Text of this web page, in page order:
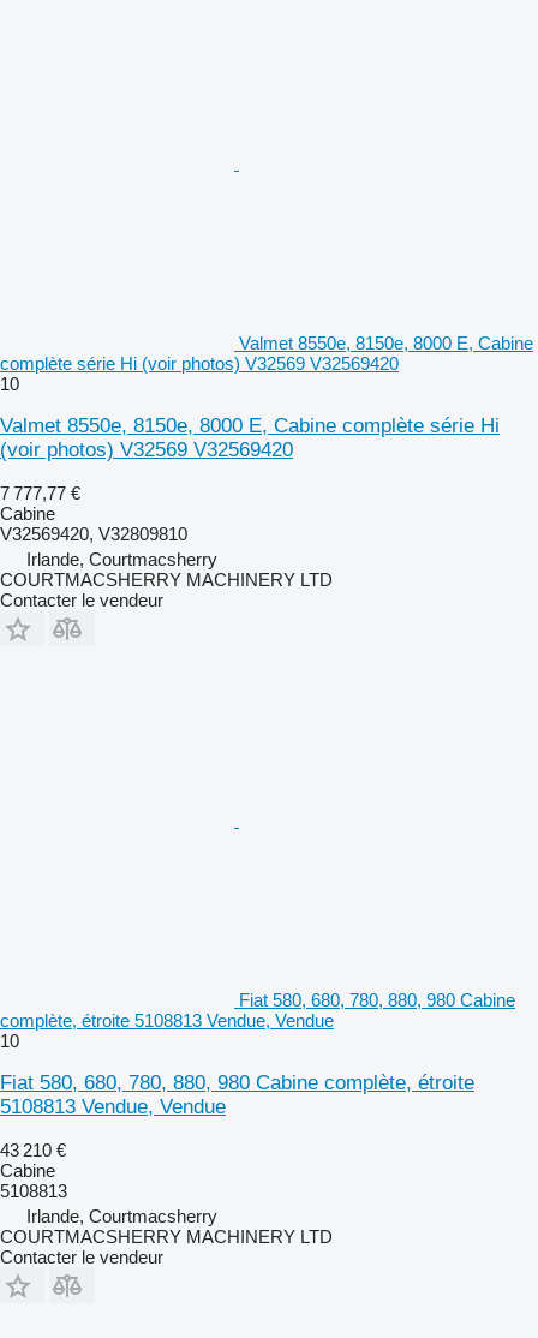
Valmet 8550e, 8150e, 8000 E, Cabine
complète série Hi (voir photos) V32569 V32569420
10
Valmet 8550e, 8150e, 8000 E, Cabine complète série Hi
(voir photos) V32569 V32569420
7 777,77 €
Cabine
V32569420, V32809810
Irlande, Courtmacsherry
COURTMACSHERRY MACHINERY LTD
Contacter le vendeur
Fiat 580, 680, 780, 880, 980 Cabine
complète, étroite 5108813 Vendue, Vendue
10
Fiat 580, 680, 780, 880, 980 Cabine complète, étroite
5108813 Vendue, Vendue
43 210 €
Cabine
5108813
Irlande, Courtmacsherry
COURTMACSHERRY MACHINERY LTD
Contacter le vendeur